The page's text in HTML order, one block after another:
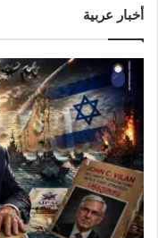
أخبار عربية